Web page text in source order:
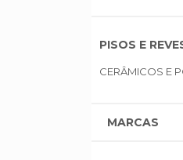
PISOS E
CERÂMICOS E
MARCAS